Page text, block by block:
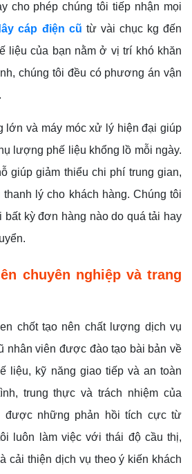
cho phép chúng tôi tiếp nhận mọi
cáp điện cũ từ vài chục kg đến
liệu của bạn nằm ở vị trí khó khăn
chúng tôi đều có phương án vận
lớn và máy móc xử lý hiện đại giúp
lượng phế liệu khổng lồ mỗi ngày.
giúp giảm thiểu chi phí trung gian,
lý cho khách hàng. Chúng tôi
bất kỳ đơn hàng nào do quá tải hay
chuyên nghiệp và trang
chốt tạo nên chất lượng dịch vụ
nhân viên được đào tạo bài bản về
liệu, kỹ năng giao tiếp và an toàn
trung thực và trách nhiệm của
được những phản hồi tích cực từ
luôn làm việc với thái độ cầu thị,
cải thiện dịch vụ theo ý kiến khách